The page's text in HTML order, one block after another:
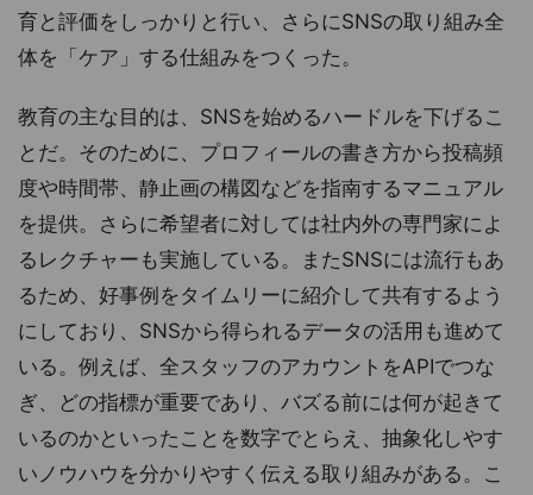
育と評価をしっかりと行い、さらにSNSの取り組み全
体を「ケア」する仕組みをつくった。
教育の主な目的は、SNSを始めるハードルを下げるこ
とだ。そのために、プロフィールの書き方から投稿頻
度や時間帯、静止画の構図などを指南するマニュアル
を提供。さらに希望者に対しては社内外の専門家によ
るレクチャーも実施している。またSNSには流行もあ
るため、好事例をタイムリーに紹介して共有するよう
にしており、SNSから得られるデータの活用も進めて
いる。例えば、全スタッフのアカウントをAPIでつな
ぎ、どの指標が重要であり、バズる前には何が起きて
いるのかといったことを数字でとらえ、抽象化しやす
いノウハウを分かりやすく伝える取り組みがある。こ